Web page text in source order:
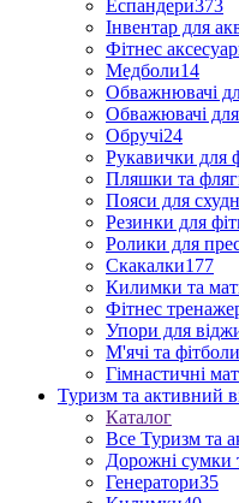
Еспандери373
Інвентар для
Фітнес
Медболи14
Обважнювачі
Обважювачі для
Обручі24
Рукавички для
Пляшки та
Пояси для
Резинки для
Ролики для
Скакалки177
Килимки та
Фітнес
Упори для
М'ячі та фітболи
Гімнастичні
Туризм та активний
Каталог
Все Туризм та
Дорожні сумки
Генератори35